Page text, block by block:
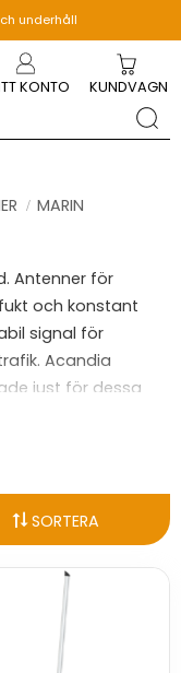
underhåll
KONTO KUNDVAGN
MARIN
Antenner för
och konstant
signal för
Acandia
just för dessa
livslängd.
SORTERA